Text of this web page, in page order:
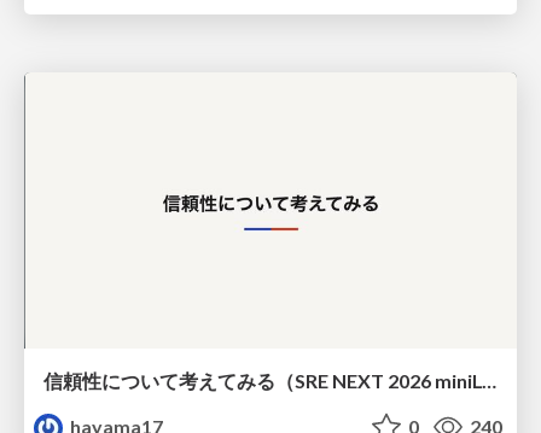
信頼性について考えてみる（SRE NEXT 2026 miniLT）
hayama17
0 240